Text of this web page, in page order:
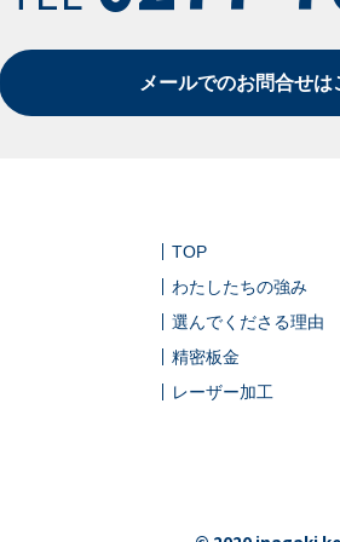
メールでのお問合せは
TOP
わたしたちの強み
選んでくださる理由
精密板金
レーザー加工